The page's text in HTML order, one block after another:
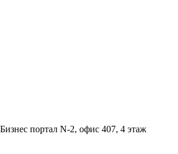
портал N-2, офис 407, 4 этаж